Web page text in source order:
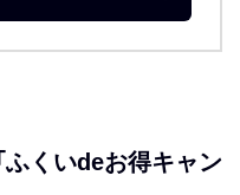
ふくいdeお得キャン